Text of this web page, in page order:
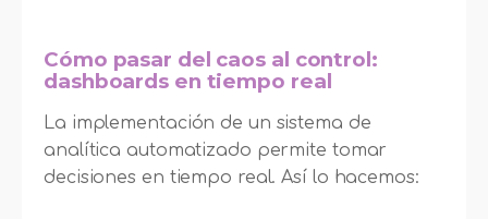
Cómo pasar del caos al control:
dashboards en tiempo real
La implementación de un sistema de
analítica automatizado permite tomar
decisiones en tiempo real. Así lo hacemos: